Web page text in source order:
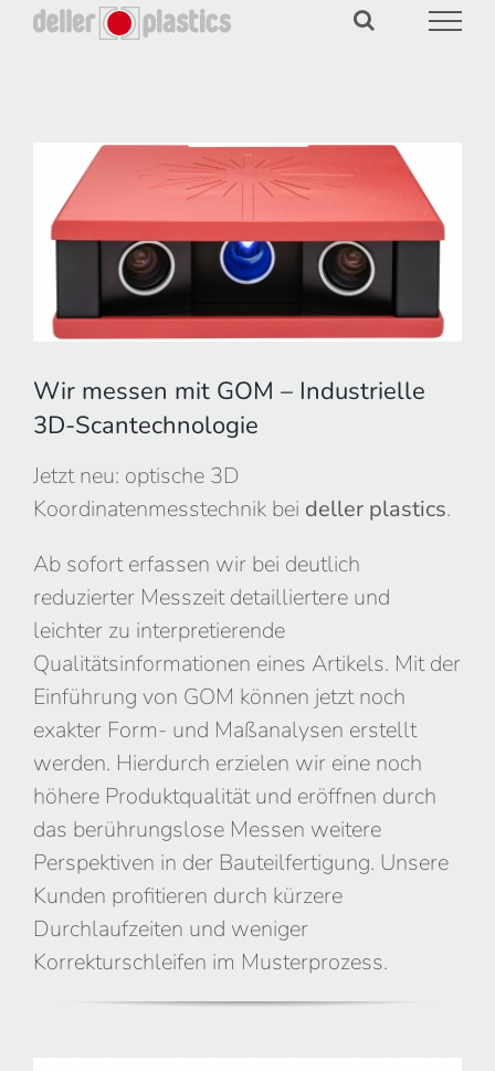
Zum
grösseres
Bild
Wir messen mit GOM – Industrielle
3D-Scantechnologie
Jetzt neu: optische 3D
Koordinatenmesstechnik bei deller plastics.
Ab sofort erfassen wir bei deutlich
reduzierter Messzeit detailliertere und
leichter zu interpretierende
Qualitätsinformationen eines Artikels. Mit der
Einführung von GOM können jetzt noch
exakter Form- und Maßanalysen erstellt
werden. Hierdurch erzielen wir eine noch
höhere Produktqualität und eröffnen durch
das berührungslose Messen weitere
Perspektiven in der Bauteilfertigung. Unsere
Kunden profitieren durch kürzere
Durchlaufzeiten und weniger
Korrekturschleifen im Musterprozess.